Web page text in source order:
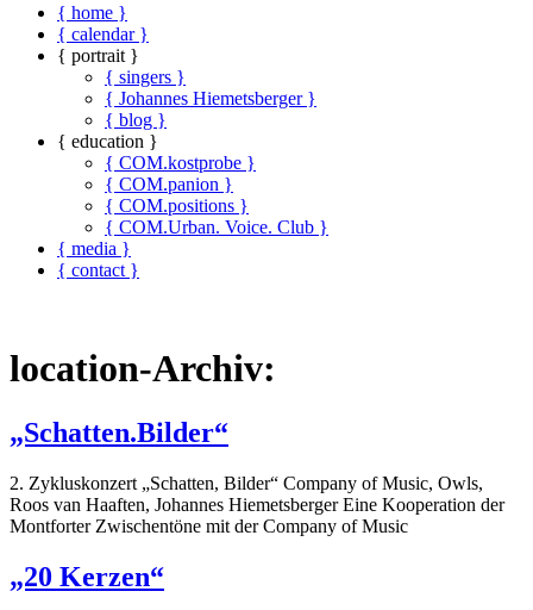
{ home }
{ calendar }
{ portrait }
{ singers }
{ Johannes Hiemetsberger }
{ blog }
{ education }
{ COM.kostprobe }
{ COM.panion }
{ COM.positions }
{ COM.Urban. Voice. Club }
{ media }
{ contact }
location-Archiv:
„Schatten.Bilder“
2. Zykluskonzert „Schatten, Bilder“ Company of Music, Owls,
Roos van Haaften, Johannes Hiemetsberger Eine Kooperation der
Montforter Zwischentöne mit der Company of Music
„20 Kerzen“